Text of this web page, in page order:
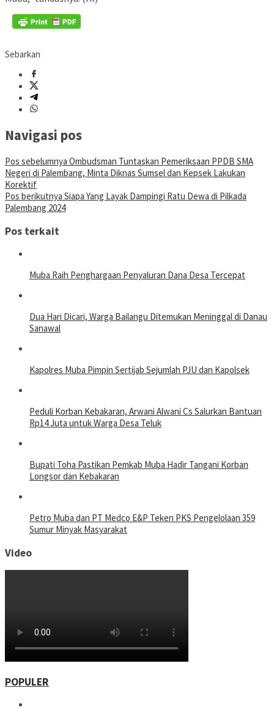
Sebarkan
Navigasi pos
Pos sebelumnya Ombudsman Tuntaskan Pemeriksaan PPDB SMA
Negeri di Palembang, Minta Diknas Sumsel dan Kepsek Lakukan
Korektif
Pos berikutnya Siapa Yang Layak Dampingi Ratu Dewa di Pilkada
Palembang 2024
Pos terkait
Muba Raih Penghargaan Penyaluran Dana Desa Tercepat
Dua Hari Dicari, Warga Bailangu Ditemukan Meninggal di Danau
Sanawal
Kapolres Muba Pimpin Sertijab Sejumlah PJU dan Kapolsek
Peduli Korban Kebakaran, Arwani Alwani Cs Salurkan Bantuan
Rp14 Juta untuk Warga Desa Teluk
Bupati Toha Pastikan Pemkab Muba Hadir Tangani Korban
Longsor dan Kebakaran
Petro Muba dan PT Medco E&P Teken PKS Pengelolaan 359
Sumur Minyak Masyarakat
Video
POPULER